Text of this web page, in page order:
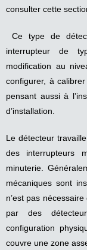
consulter cette
Ce type de
interrupteur de
modification au
configurer, à
pensant aussi à
d’installation.
Le détecteur
des interrupteurs
minuterie.
mécaniques sont
n’est pas
par des
configuration
couvre une zone